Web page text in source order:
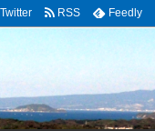
Twitter RSS Feedly